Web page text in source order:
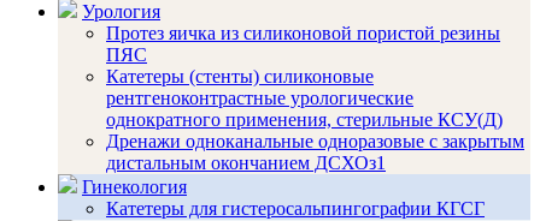
Урология
Протез яичка из силиконовой пористой резины
ПЯС
Катетеры (стенты) силиконовые
рентгеноконтрастные урологические
однократного применения, стерильные КСУ(Д)
Дренажи одноканальные одноразовые с закрытым
дистальным окончанием ДСХОз1
Гинекология
Катетеры для гистеросальпингографии КГСГ